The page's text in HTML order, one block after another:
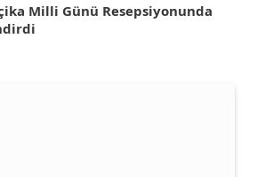
Milli Günü Resepsiyonunda